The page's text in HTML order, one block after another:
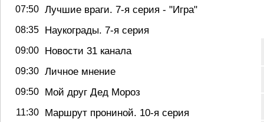
07:50 Лучшие враги. 7-я серия - "Игра"
08:35 Наукограды. 7-я серия
09:00 Новости 31 канала
09:30 Личное мнение
09:50 Мой друг Дед Мороз
11:30 Маршрут прониной. 10-я серия